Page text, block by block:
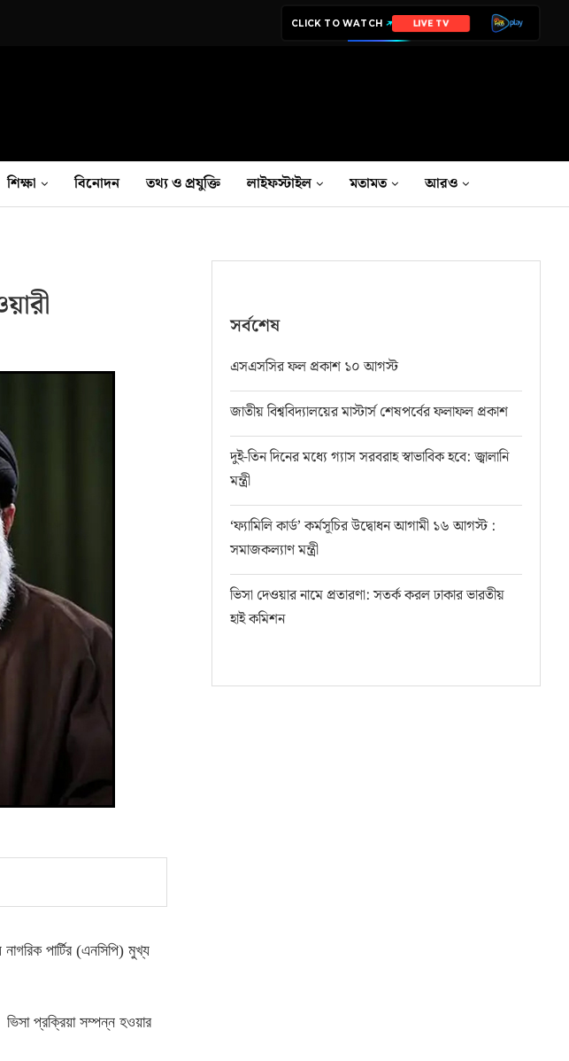
CLICK TO WATCH LIVE TV
শিক্ষা বিনোদন তথ‍্য ও প্রযুক্তি লাইফস্টাইল মতামত আরও
পার্টির (এনসিপি) মুখ্য
প্রক্রিয়া সম্পন্ন হওয়ার
সর্বশেষ
এসএসসির ফল প্রকাশ ১০ আগস্ট
জাতীয় বিশ্ববিদ্যালয়ের মাস্টার্স শেষপর্বের ফলাফল প্রকাশ
দুই-তিন দিনের মধ্যে গ্যাস সরবরাহ স্বাভাবিক হবে: জ্বালানি
মন্ত্রী
‘ফ্যামিলি কার্ড’ কর্মসূচির উদ্বোধন আগামী ১৬ আগস্ট :
সমাজকল্যাণ মন্ত্রী
ভিসা দেওয়ার নামে প্রতারণা: সতর্ক করল ঢাকার ভারতীয়
হাই কমিশন